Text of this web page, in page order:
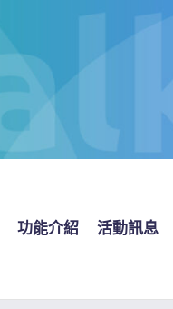
功能介紹 活動訊息